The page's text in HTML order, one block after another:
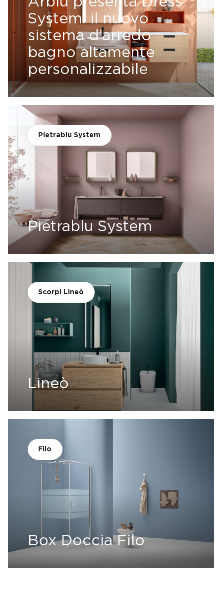
System: il nuovo
sistema d’arredo
bagno altamente
personalizzabile
Pietrablu System
Pietrablu System
Scorpi Lineò
Lineò
Filo
Box Doccia Filo